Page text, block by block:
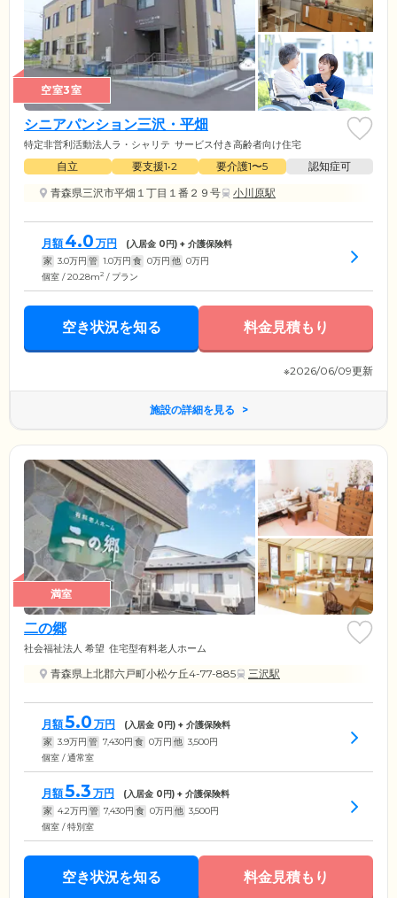
空室3室
シニアパンション三沢・平畑
特定非営利活動法人ラ・シャリテ サービス付き高齢者向け住宅
自立 要支援1•2 要介護1〜5
認知症可
青森県三沢市平畑１丁目１番２９号
小川原駅
月額 4.0 万円 (入居金 0円) + 介護保険料
家 3.0万円 管 1.0万円 食 0万円 他 0万円
個室 / 20.28m2 / プラン
空き状況を知る 料金見積もり
※2026/06/09更新
施設の詳細を見る
満室
二の郷
社会福祉法人 希望 住宅型有料老人ホーム
青森県上北郡六戸町小松ケ丘4-77-885 三沢駅
月額5.0 万円 (入居金 0円) + 介護保険料
家 3.9万円 管 7,430円 食 0万円 他 3,500円
個室 / 通常室
月額5.3 万円 (入居金 0円) + 介護保険料
家 4.2万円 管 7,430円 食 0万円 他 3,500円
個室 / 特別室
空き状況を知る 料金見積もり